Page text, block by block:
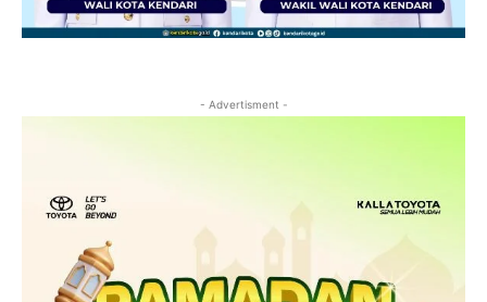
- Advertisment -